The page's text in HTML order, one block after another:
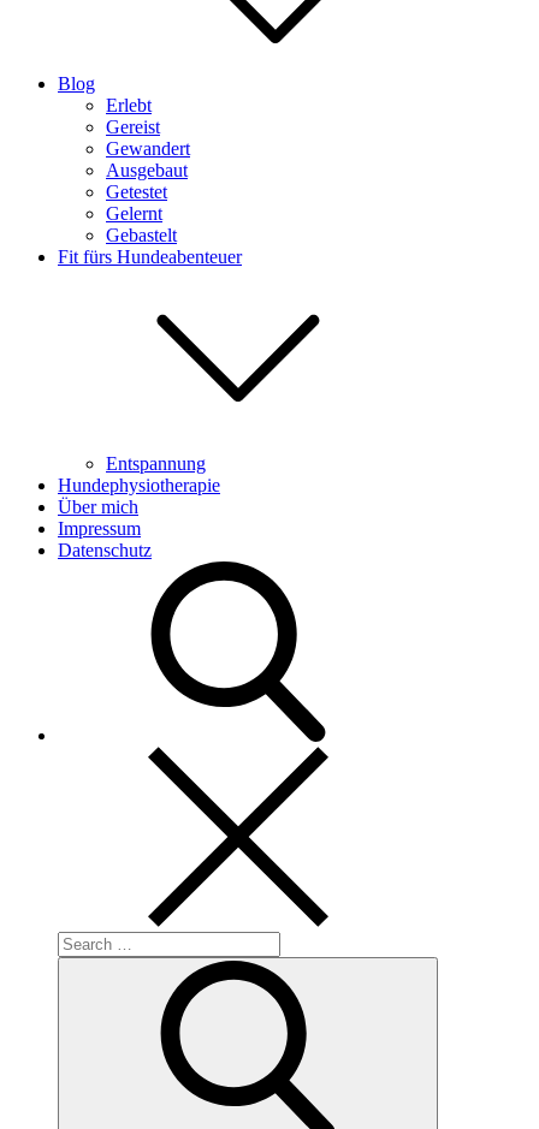
Blog
Erlebt
Gereist
Gewandert
Ausgebaut
Getestet
Gelernt
Gebastelt
Fit fürs Hundeabenteuer
Entspannung
Hundephysiotherapie
Über mich
Impressum
Datenschutz
Search
for: